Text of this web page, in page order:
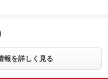
：装備なし
ハーフレザーシート
：装備なし
報を詳しく見る